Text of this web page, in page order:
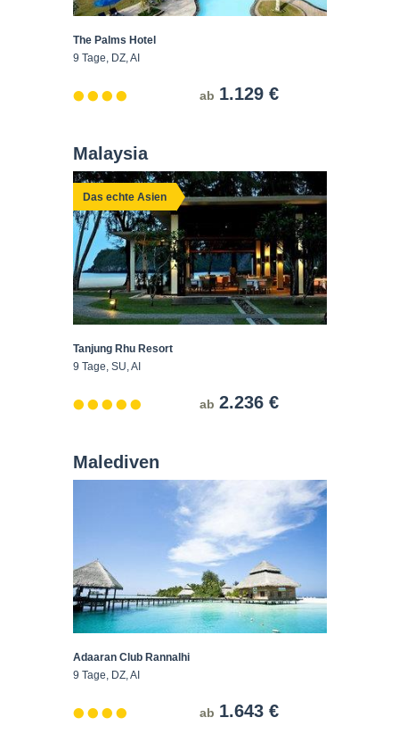
The Palms Hotel
9 Tage, DZ, AI
ab 1.129 €
Malaysia
Das echte Asien
Tanjung Rhu Resort
9 Tage, SU, AI
ab 2.236 €
Malediven
Adaaran Club Rannalhi
9 Tage, DZ, AI
ab 1.643 €